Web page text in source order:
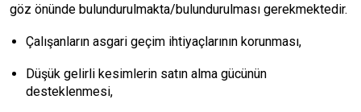
göz önünde bulundurulmakta/bulundurulması gerekmektedir.
Çalışanların asgari geçim ihtiyaçlarının korunması,
Düşük gelirli kesimlerin satın alma gücünün
desteklenmesi,